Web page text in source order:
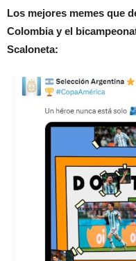
Los mejores memes que
Colombia y el
Scaloneta: